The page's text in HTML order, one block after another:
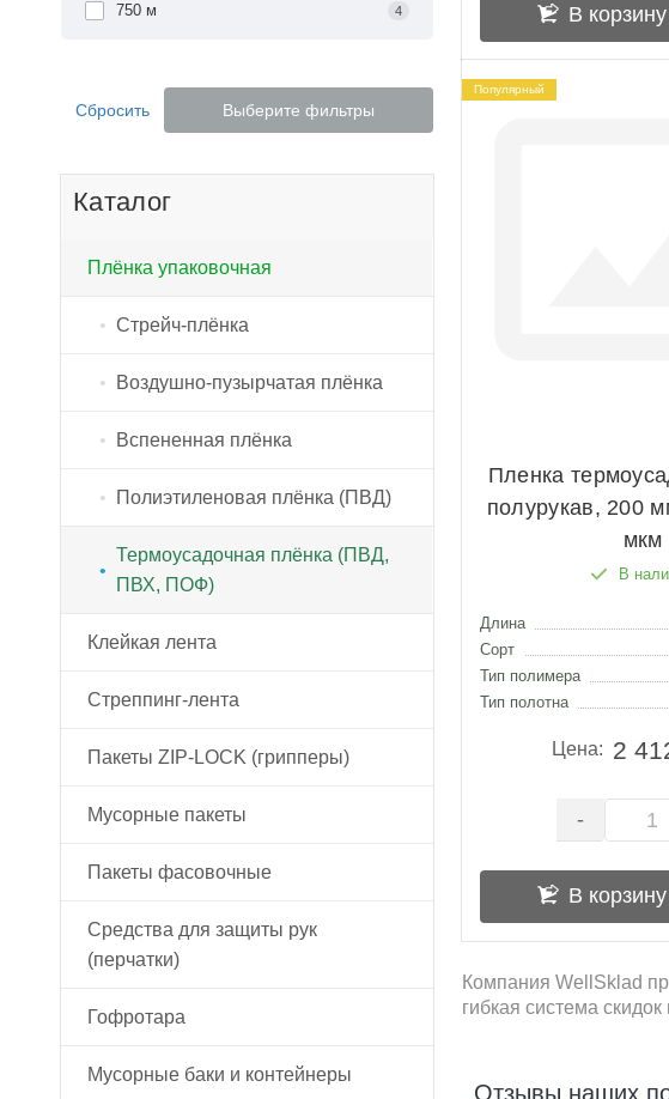
750 м 4
Сбросить Выберите фильтры
Каталог
Плёнка упаковочная
Стрейч-плёнка
Стрейч-плёнка ручная
Стрейч-плёнка машинная
Стрейч-пленка джамбо
Воздушно-пузырчатая плёнка
Вспененная плёнка
Полиэтиленовая плёнка (ПВД)
Термоусадочная плёнка (ПВД,
ПВХ, ПОФ)
Клейкая лента
Клейкая лента упаковочная
Клейкая лента с логотипом
Специальная клейкая лента
Стреппинг-лента
Стреппинг лента для
полуавтоматических
Полиэстеровая стреппинг-
стреппинг ленты
Пакеты ZIP-LOCK (грипперы)
Мусорные пакеты
Мусорные пакеты ПВД
Мусорные пакеты ПНД
Пакеты фасовочные
Пакеты Майка
Средства для защиты рук
(перчатки)
Гофротара
Гофрокороба
Мусорные баки и контейнеры
В корзину
Популярный
Пленка
полурукав, 200
мкм
В
Длина
Сорт
Тип полимера
Тип полотна
Цена: 2
-
В корзину
Компания WellSklad
гибкая система
Отзывы наших